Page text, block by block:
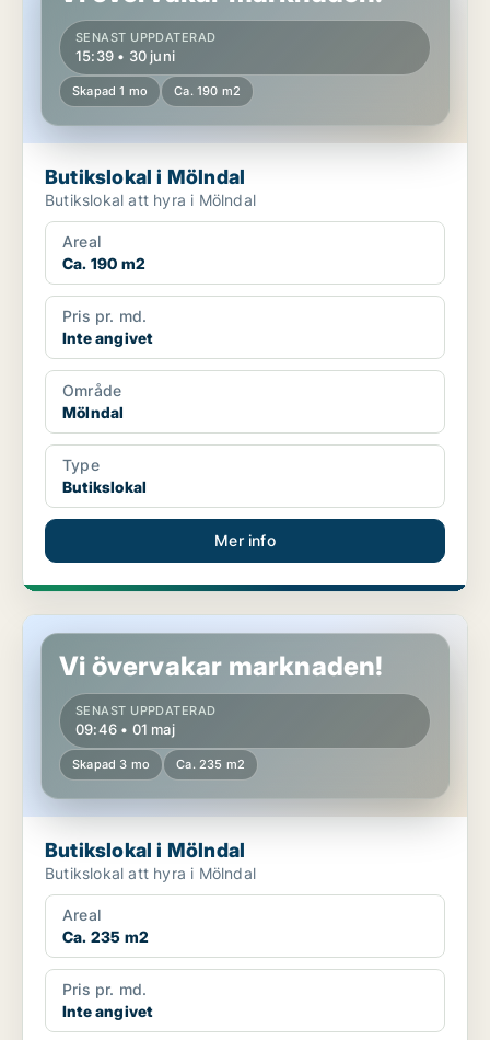
SENAST UPPDATERAD
15:39 • 30 juni
Skapad 1 mo Ca. 190 m2
Butikslokal i Mölndal
Butikslokal att hyra i Mölndal
Areal
Ca. 190 m2
Pris pr. md.
Inte angivet
Område
Mölndal
Type
Butikslokal
Mer info
Butikslokal i Mölndal
Vi övervakar marknaden!
SENAST UPPDATERAD
09:46 • 01 maj
Skapad 3 mo Ca. 235 m2
Butikslokal i Mölndal
Butikslokal att hyra i Mölndal
Areal
Ca. 235 m2
Pris pr. md.
Inte angivet